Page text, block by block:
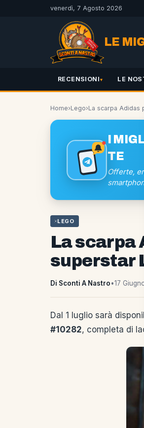
venerdì, 7 Agosto 2026
LE
RECENSIONI LE
Home›Lego›La scarpa Adidas
I
TE
Offerte,
LEGO
La scarpa
superstar
Di Sconti A Nastro•17
Dal 1 luglio sarà
#10282, completa di